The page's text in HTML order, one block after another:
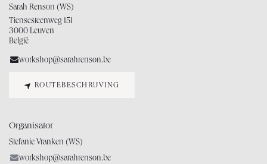
Sarah Renson (WS)
Tiensesteenweg 151
3000 Leuven
België
workshop@sarahrenson.be
ROUTEBESCHRIJVING
Organisator
Stefanie Vranken (WS)
workshop@sarahrenson.be